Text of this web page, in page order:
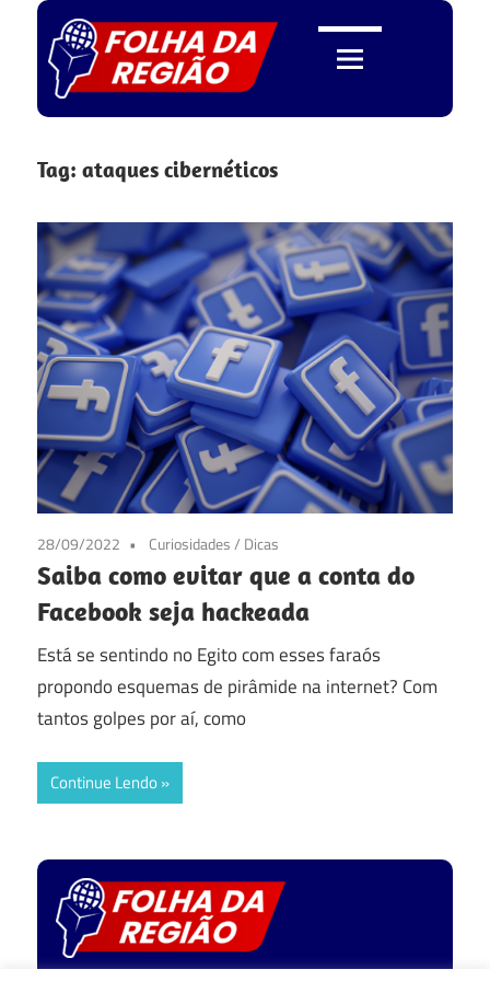
Skip
to
content
Folha
da
Região
Tag: ataques cibernéticos
28/09/2022 Curiosidades/ Dicas
Saiba como evitar que a conta do
Facebook seja hackeada
Está se sentindo no Egito com esses faraós
propondo esquemas de pirâmide na internet? Com
tantos golpes por aí, como
Continue Lendo